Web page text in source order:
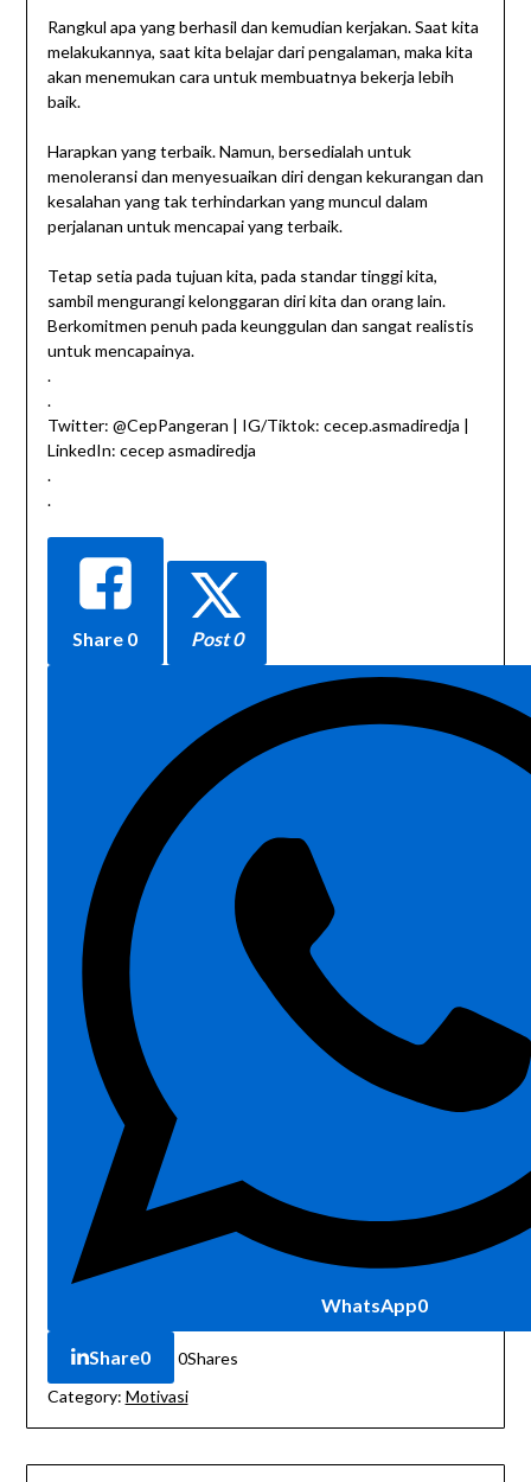
Rangkul apa yang berhasil dan kemudian kerjakan. Saat kita
melakukannya, saat kita belajar dari pengalaman, maka kita
akan menemukan cara untuk membuatnya bekerja lebih
baik.
Harapkan yang terbaik. Namun, bersedialah untuk
menoleransi dan menyesuaikan diri dengan kekurangan dan
kesalahan yang tak terhindarkan yang muncul dalam
perjalanan untuk mencapai yang terbaik.
Tetap setia pada tujuan kita, pada standar tinggi kita,
sambil mengurangi kelonggaran diri kita dan orang lain.
Berkomitmen penuh pada keunggulan dan sangat realistis
untuk mencapainya.
.
.
Twitter: @CepPangeran | IG/Tiktok: cecep.asmadiredja |
LinkedIn: cecep asmadiredja
.
.
Share 0 Post 0
WhatsApp0
Share0 0Shares
Category: Motivasi